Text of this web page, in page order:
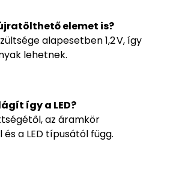
elemet is?
alapesetben 1,2 V, így
lehetnek.
így a LED?
az áramkör
a LED típusától függ.